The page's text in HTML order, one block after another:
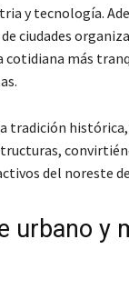
y tecnología.
ciudades
cotidiana más
tradición
del noreste
urbano y